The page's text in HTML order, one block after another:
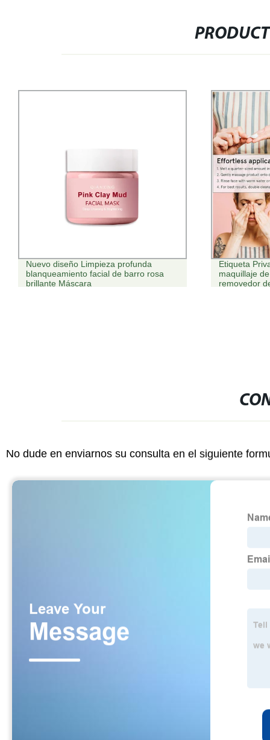
Etiqueta Privada OEM Vegan maquillaje
maquillaje de la resina de limpieza de
removedor de bálsamo sin perfume
El mejor
colágeno
No dude en enviarnos su consulta en el siguiente